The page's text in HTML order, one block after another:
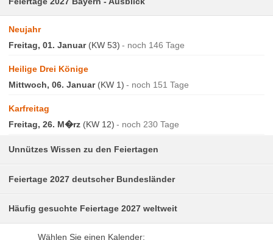
Neujahr
Freitag, 01. Januar(KW 53) noch 146 Tage
Heilige Drei Könige
Mittwoch, 06. Januar(KW 1) noch 151 Tage
Karfreitag
Freitag, 26. M�rz (KW 12) noch 230 Tage
Unnützes Wissen zu den Feiertagen
Feiertage 2027 deutscher Bundesländer
Häufig gesuchte Feiertage 2027 weltweit
Wählen Sie einen Kalender:
Uhrzeiten weltweit
Weltzeituhr